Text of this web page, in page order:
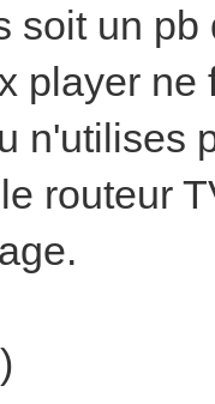
soit un
player
n'utilises
routeur